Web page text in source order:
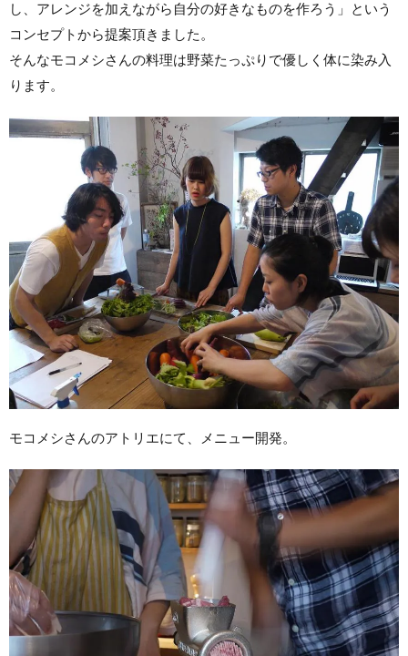
し、アレンジを加えながら自分の好きなものを作ろう」という
コンセプトから提案頂きました。
そんなモコメシさんの料理は野菜たっぷりで優しく体に染み入
ります。
モコメシさんのアトリエにて、メニュー開発。